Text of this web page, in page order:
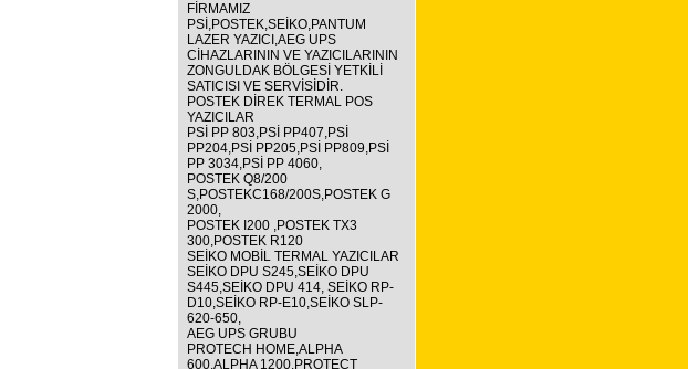
FİRMAMIZ
PSİ,POSTEK,SEİKO,PANTUM
LAZER YAZICI,AEG UPS
CİHAZLARININ VE YAZICILARININ
ZONGULDAK BÖLGESİ YETKİLİ
SATICISI VE SERVİSİDİR.
POSTEK DİREK TERMAL POS
YAZICILAR
PSİ PP 803,PSİ PP407,PSİ
PP204,PSİ PP205,PSİ PP809,PSİ
PP 3034,PSİ PP 4060,
POSTEK Q8/200
S,POSTEKC168/200S,POSTEK G
2000,
POSTEK I200 ,POSTEK TX3
300,POSTEK R120
SEİKO MOBİL TERMAL YAZICILAR
SEİKO DPU S245,SEİKO DPU
S445,SEİKO DPU 414, SEİKO RP-
D10,SEİKO RP-E10,SEİKO SLP-
620-650,
AEG UPS GRUBU
PROTECH HOME,ALPHA
600,ALPHA 1200,PROTECT